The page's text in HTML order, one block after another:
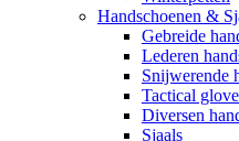
Handschoenen &
Gebreide
Lederen
Snijwerende
Tactical
Diversen
Sjaals